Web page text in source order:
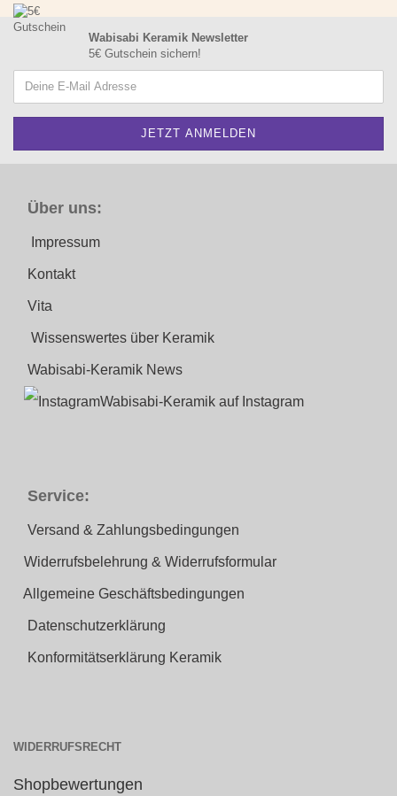
Wabisabi Keramik Newsletter
5€ Gutschein sichern!
Über uns:
Impressum
Kontakt
Vita
Wissenswertes über Keramik
Wabisabi-Keramik News
Wabisabi-Keramik auf Instagram
Service:
Versand & Zahlungsbedingungen
Widerrufsbelehrung & Widerrufsformular
Allgemeine Geschäftsbedingungen
Datenschutzerklärung
Konformitätserklärung Keramik
WIDERRUFSRECHT
Shopbewertungen